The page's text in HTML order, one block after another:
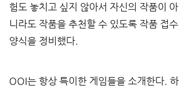
험도 놓치고 싶지 않아서 자신의 작품이 아
니라도 작품을 추천할 수 있도록 작품 접수
양식을 정비했다.
OOI는 항상 특이한 게임들을 소개한다. 하